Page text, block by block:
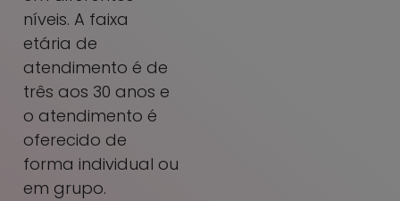
níveis. A faixa
etária de
atendimento é de
três aos 30 anos e
o atendimento é
oferecido de
forma individual ou
em grupo.